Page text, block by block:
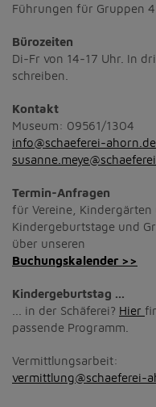
Führungen für Gruppen
Bürozeiten
Di-Fr von 14-17 Uhr. In
schreiben.
Kontakt
Museum: 09561/1304
info@schaeferei-ahorn.de
Termin-Anfragen
für Vereine,
Kindergeburtstage und
über unseren
Buchungskalender >>
Kindergeburtstag ...
... in der Schäferei? Hier
passende Programm.
Vermittlungsarbeit:
vermittlung@schaeferei-